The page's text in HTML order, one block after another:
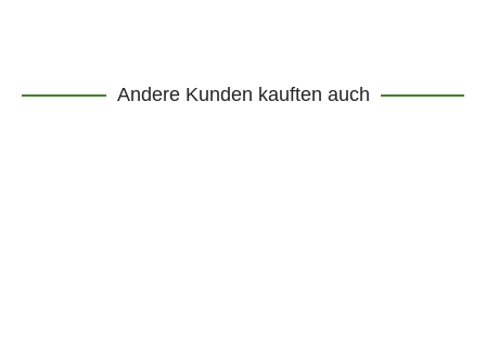
Andere Kunden kauften auch